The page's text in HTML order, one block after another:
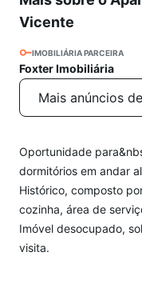
Vicente
IMOBILIÁRIA PARCEIRA
Foxter Imobiliária
Mais anúncios
Oportunidade
dormitórios em andar
Histórico, composto
cozinha, área de
Imóvel desocupado,
visita.